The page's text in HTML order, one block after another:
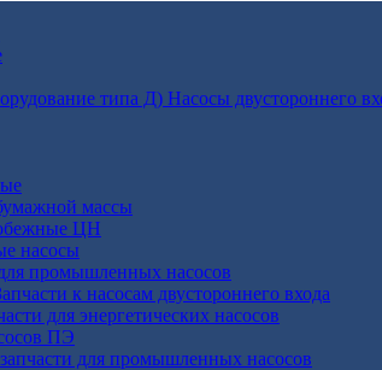
Насосы двустороннего
массы
ЦН
насосы
промышленных насосов
к насосам двустороннего входа
для энергетических насосов
ПЭ
для промышленных насосов